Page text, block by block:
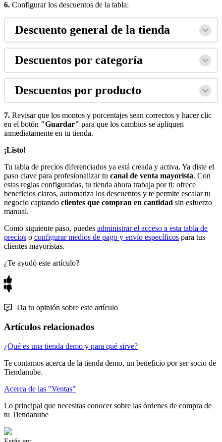
6. Configurar los descuentos de la tabla:
Descuento general de la tienda
Descuentos por categoría
Descuentos por producto
7. Revisar que los montos y porcentajes sean correctos y hacer clic
en el botón "Guardar" para que los cambios se apliquen
inmediatamente en tu tienda.
¡Listo!
Tu tabla de precios diferenciados ya está creada y activa. Ya diste el
paso clave para profesionalizar tu canal de venta mayorista. Con
estas reglas configuradas, tu tienda ahora trabaja por ti: ofrece
beneficios claros, automatiza los descuentos y te permite escalar tu
negocio captando clientes que compran en cantidad sin esfuerzo
manual.
Como siguiente paso, puedes administrar el acceso a esta tabla de
precios o configurar medios de pago y envío específicos para tus
clientes mayoristas.
¿Te ayudó este artículo?
Da tu opinión sobre este artículo
Artículos relacionados
¿Qué es una tienda demo y para qué sirve?
Te contamos acerca de la tienda demo, un beneficio por ser socio de
Tiendanube.
Acerca de las "Ventas"
Lo principal que necesitas conocer sobre las órdenes de compra de
tu Tiendanube